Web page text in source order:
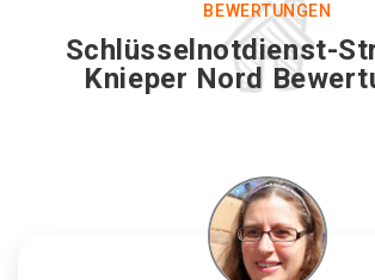
BEWERTUNGEN
Schlüsselnotdienst-
Knieper Nord